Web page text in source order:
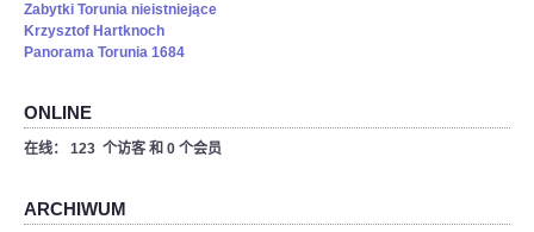
Zabytki Torunia nieistniejące
Krzysztof Hartknoch
Panorama Torunia 1684
ONLINE
在线： 123 个访客 和 0 个会员
ARCHIWUM